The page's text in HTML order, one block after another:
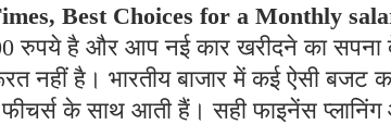
Best Choices for a Monthly
रुपये है और आप नई कार खरीदने का सपना
नहीं है। भारतीय बाजार में कई ऐसी बजट
के साथ आती हैं। सही फाइनेंस